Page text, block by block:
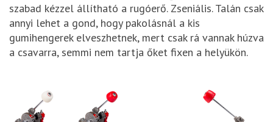
szabad kézzel állítható a rugóerő. Zseniális. Talán csak
annyi lehet a gond, hogy pakolásnál a kis
gumihengerek elveszhetnek, mert csak rá vannak húzva
a csavarra, semmi nem tartja őket fixen a helyükön.